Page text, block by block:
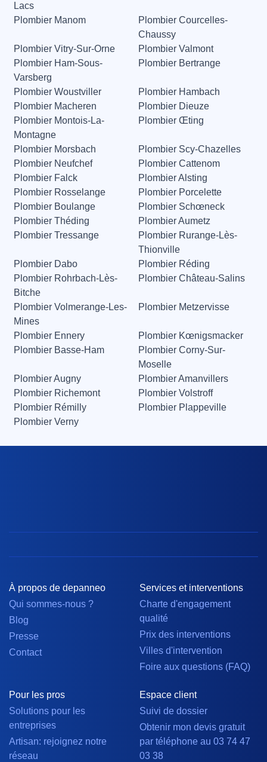
Lacs
Plombier Manom
Plombier Courcelles-
Chaussy
Plombier Vitry-Sur-Orne
Plombier Valmont
Plombier Ham-Sous-
Varsberg
Plombier Bertrange
Plombier Woustviller
Plombier Hambach
Plombier Macheren
Plombier Dieuze
Plombier Montois-La-
Montagne
Plombier Œting
Plombier Morsbach
Plombier Scy-Chazelles
Plombier Neufchef
Plombier Cattenom
Plombier Falck
Plombier Alsting
Plombier Rosselange
Plombier Porcelette
Plombier Boulange
Plombier Schœneck
Plombier Théding
Plombier Aumetz
Plombier Tressange
Plombier Rurange-Lès-
Thionville
Plombier Dabo
Plombier Réding
Plombier Rohrbach-Lès-
Bitche
Plombier Château-Salins
Plombier Volmerange-Les-
Mines
Plombier Metzervisse
Plombier Ennery
Plombier Kœnigsmacker
Plombier Basse-Ham
Plombier Corny-Sur-
Moselle
Plombier Augny
Plombier Amanvillers
Plombier Richemont
Plombier Volstroff
Plombier Rémilly
Plombier Plappeville
Plombier Verny
À propos de depanneo
Qui sommes-nous ?
Blog
Presse
Contact
Services et interventions
Charte d'engagement
qualité
Prix des interventions
Villes d'intervention
Foire aux questions (FAQ)
Pour les pros
Solutions pour les
entreprises
Artisan: rejoignez notre
réseau
Espace client
Suivi de dossier
Obtenir mon devis gratuit
par téléphone au 03 74 47
03 38